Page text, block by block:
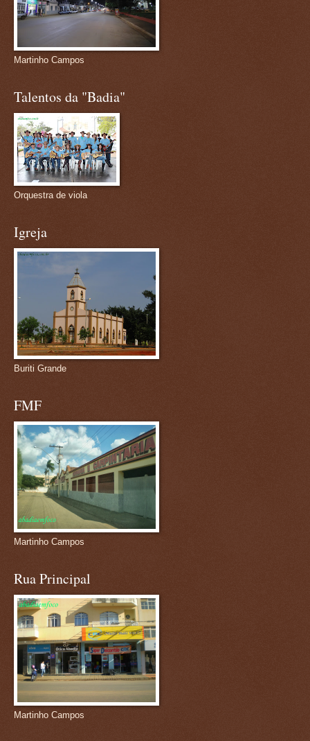
Martinho Campos
Talentos da "Badia"
Orquestra de viola
Igreja
Buriti Grande
FMF
Martinho Campos
Rua Principal
Martinho Campos